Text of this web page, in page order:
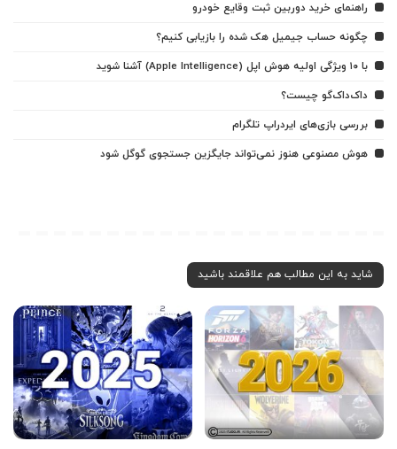
راهنمای خرید دوربین ثبت وقایع خودرو
چگونه حساب جیمیل هک شده را بازیابی کنیم؟
با ۱۰ ویژگی اولیه هوش اپل (Apple Intelligence) آشنا شوید
داک‌داک‌گو چیست؟
بررسی بازی‌های ایردراپ تلگرام
هوش مصنوعی هنوز نمی‌تواند جایگزین جستجوی گوگل شود
شاید به این مطالب هم علاقمند باشید